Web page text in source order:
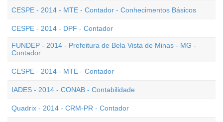
CESPE - 2014 - MTE - Contador - Conhecimentos Básicos
CESPE - 2014 - DPF - Contador
FUNDEP - 2014 - Prefeitura de Bela Vista de Minas - MG -
Contador
CESPE - 2014 - MTE - Contador
IADES - 2014 - CONAB - Contabilidade
Quadrix - 2014 - CRM-PR - Contador